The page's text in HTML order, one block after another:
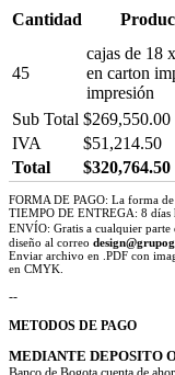
Cantidad
45
cajas de 18
en carton
impresión
Sub Total $269,550.00
IVA
$51,214.50
Total
$320,764.50
FORMA DE PAGO: La forma
TIEMPO DE ENTREGA: 8 días
ENVÍO: Gratis a cualquier parte
diseño al correo
Enviar archivo en .PDF con
en CMYK.
--
METODOS DE PAGO
MEDIANTE DEPOSITO